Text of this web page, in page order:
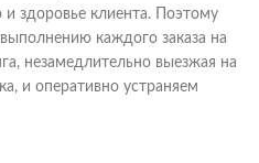
здоровье клиента. Поэтому
каждого заказа на
незамедлительно выезжая на
и оперативно устраняем